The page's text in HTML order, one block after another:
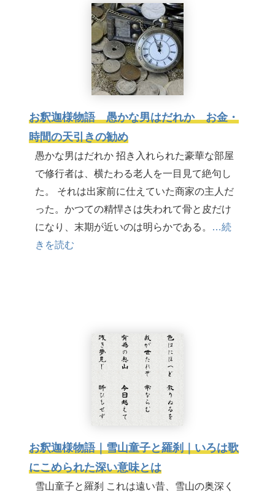
お釈迦様物語 愚かな男はだれか お金・
時間の天引きの勧め
愚かな男はだれか 招き入れられた豪華な部屋
で修行者は、横たわる老人を一目見て絶句し
た。 それは出家前に仕えていた商家の主人だ
った。かつての精悍さは失われて骨と皮だけ
になり、末期が近いのは明らかである。
…続
きを読む
お釈迦様物語｜雪山童子と羅刹｜いろは歌
にこめられた深い意味とは
雪山童子と羅刹 これは遠い昔、雪山の奥深く